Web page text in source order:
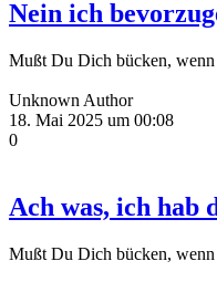
Nein ich
Mußt Du Dich bücken,
Unknown Author
18. Mai 2025 um 00:08
0
Ach was, ich hab
Mußt Du Dich bücken,